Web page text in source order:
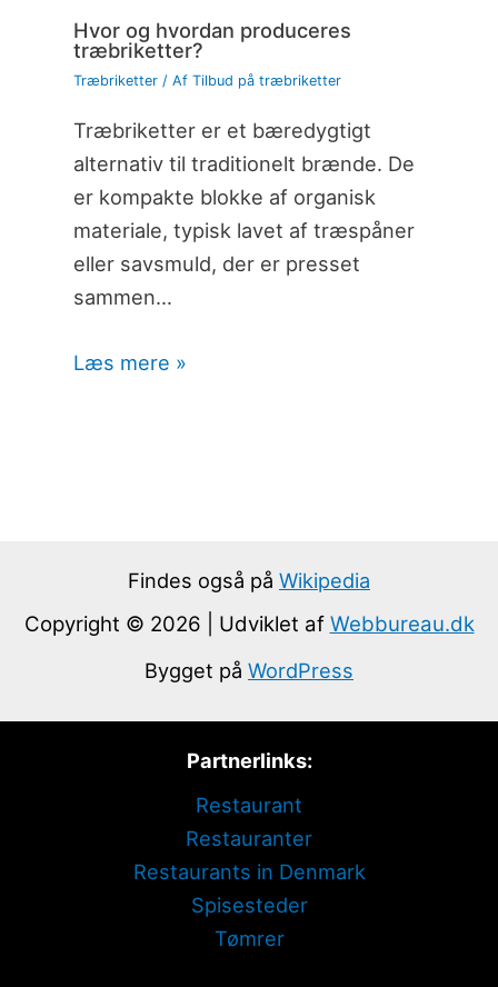
Hvor og hvordan produceres
træbriketter?
Træbriketter/ Af Tilbud på træbriketter
Træbriketter er et bæredygtigt
alternativ til traditionelt brænde. De
er kompakte blokke af organisk
materiale, typisk lavet af træspåner
eller savsmuld, der er presset
sammen…
Læs mere »
Findes også på Wikipedia
Copyright © 2026 | Udviklet af Webbureau.dk
Bygget på WordPress
Partnerlinks:
Restaurant
Restauranter
Restaurants in Denmark
Spisesteder
Tømrer